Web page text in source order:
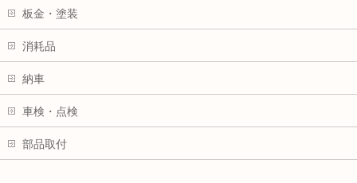
板金・塗装
消耗品
納車
車検・点検
部品取付